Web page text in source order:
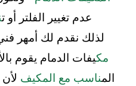
عدم تغيير الفلتر أو ت
لذلك نقدم لك أمهر
مكيفات الدمام يقوم
المناسب مع المكيف